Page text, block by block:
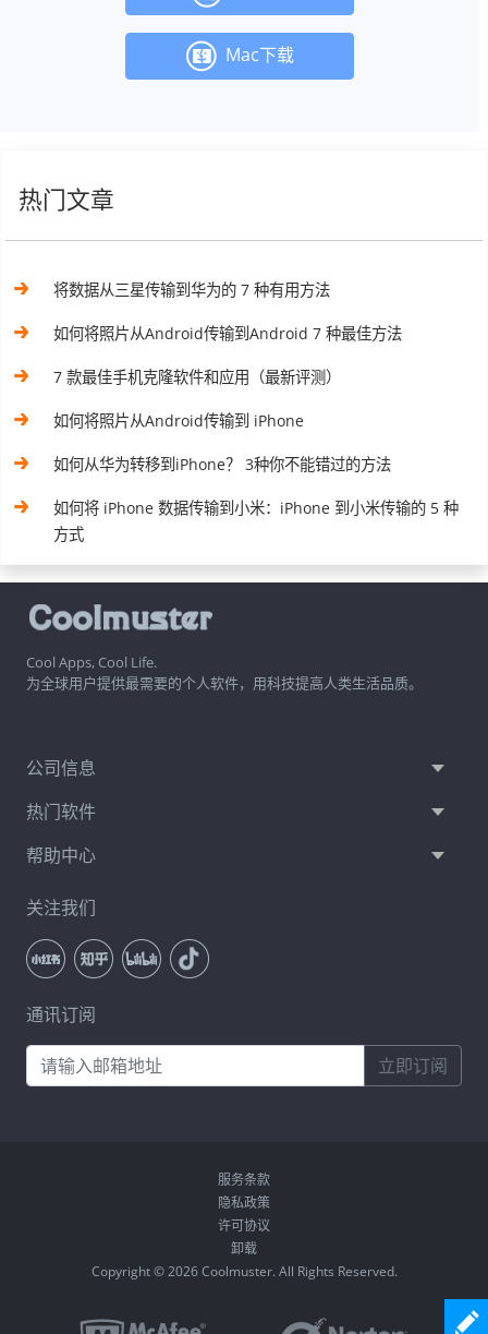
Mac下载
热门文章
将数据从三星传输到华为的 7 种有用方法
如何将照片从Android传输到Android 7 种最佳方法
7 款最佳手机克隆软件和应用（最新评测）
如何将照片从Android传输到 iPhone
如何从华为转移到iPhone？ 3种你不能错过的方法
如何将 iPhone 数据传输到小米：iPhone 到小米传输的 5 种
方式
Cool Apps, Cool Life.
为全球用户提供最需要的个人软件，用科技提高人类生活品质。
公司信息
热门软件
帮助中心
关注我们
通讯订阅
立即订阅
服务条款
隐私政策
许可协议
卸载
Copyright © 2026 Coolmuster. All Rights Reserved.